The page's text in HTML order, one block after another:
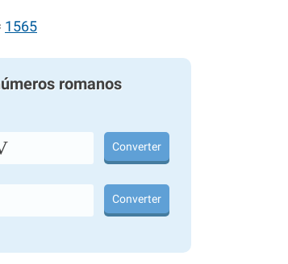
1565
romanos
Converter
Converter